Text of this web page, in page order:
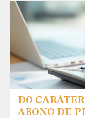
DO
ABONO DE